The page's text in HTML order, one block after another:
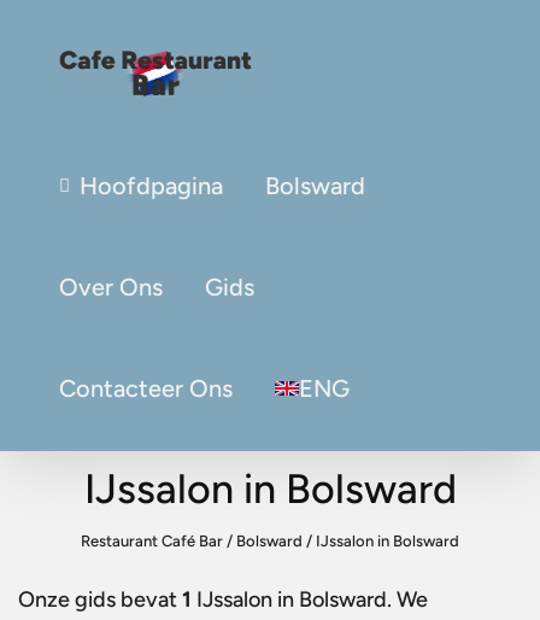
Hoofdpagina Bolsward
Over Ons Gids
Contacteer Ons ENG
IJssalon in Bolsward
Restaurant Café Bar / Bolsward / IJssalon in Bolsward
Onze gids bevat1 IJssalon in Bolsward. We